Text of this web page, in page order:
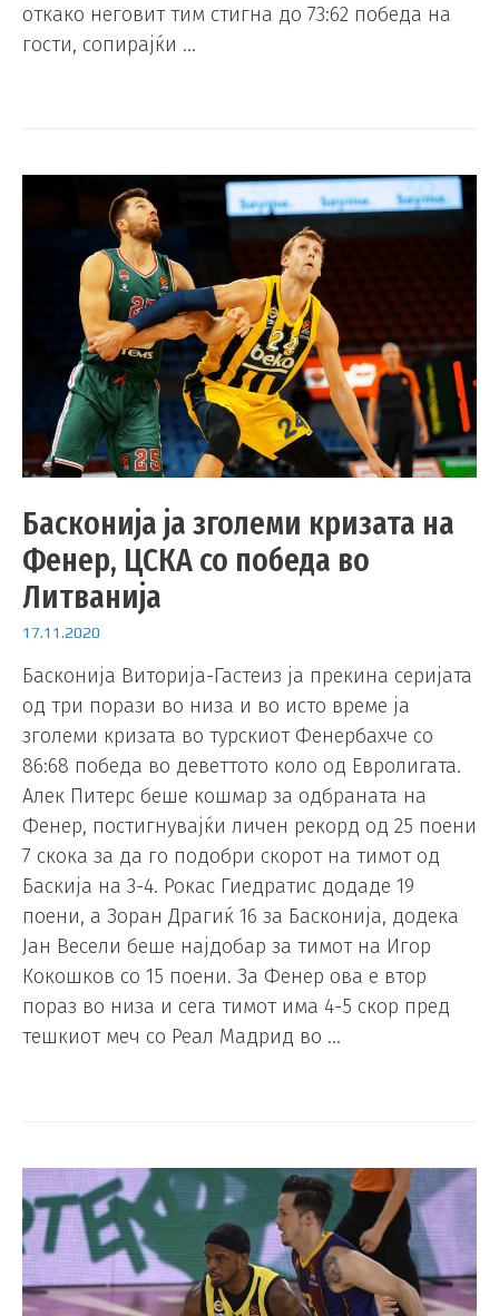
откако неговит тим стигна до 73:62 победа на
гости, сопирајќи …
Басконија ја зголеми кризата на
Фенер, ЦСКА со победа во
Литванија
17.11.2020
Басконија Виторија-Гастеиз ја прекина серијата
од три порази во низа и во исто време ја
зголеми кризата во турскиот Фенербахче со
86:68 победа во деветтото коло од Евролигата.
Алек Питерс беше кошмар за одбраната на
Фенер, постигнувајќи личен рекорд од 25 поени
7 скока за да го подобри скорот на тимот од
Баскија на 3-4. Рокас Гиедратис додаде 19
поени, а Зоран Драгиќ 16 за Басконија, додека
Јан Весели беше најдобар за тимот на Игор
Кокошков со 15 поени. За Фенер ова е втор
пораз во низа и сега тимот има 4-5 скор пред
тешкиот меч со Реал Мадрид во …